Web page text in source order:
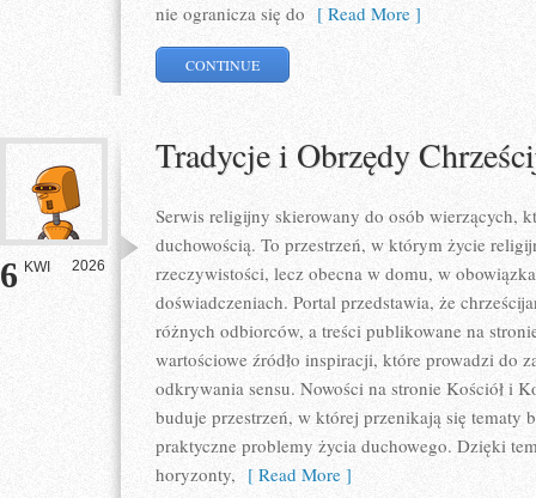
nie ogranicza się do [ Read More ]
CONTINUE
6 KWI 2026
Tradycje i Obrzędy
Serwis religijny skierowany do osób wierzących,
duchowością. To przestrzeń, w którym życie
rzeczywistości, lecz obecna w domu, w
doświadczeniach. Portal przedstawia, że
różnych odbiorców, a treści publikowane na
wartościowe źródło inspiracji, które prowadzi do
odkrywania sensu. Nowości na stronie Kościół i
buduje przestrzeń, w której przenikają się tematy
praktyczne problemy życia duchowego. Dzięki
horyzonty, [ Read More ]